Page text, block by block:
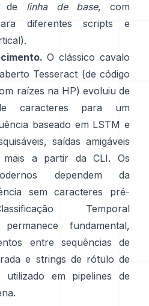
de linha de base, com
diferentes scripts e
O clássico cavalo
Tesseract (de código
raízes na HP) evoluiu de
caracteres para um
baseado em LSTM e
saídas amigáveis
a partir da CLI. Os
dependem da
sem caracteres pré-
Temporal
permanece fundamental,
entre sequências de
e strings de rótulo de
utilizado em pipelines de